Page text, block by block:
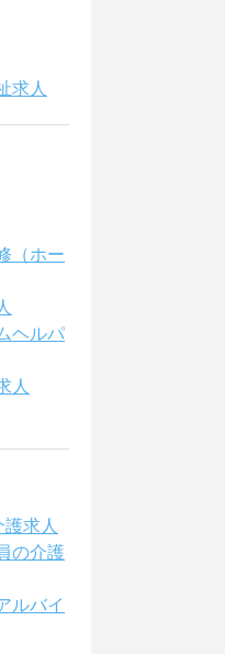
求人
（ホー
ヘルパ
人
求人
の介護
ルバイ